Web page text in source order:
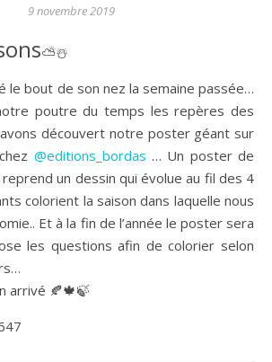
9 novembre 2019
⛅️☃️
le bout de son nez la semaine passée…
poutre du temps les repères des
découvert notre poster géant sur
@editions_bordas … Un poster de
un dessin qui évolue au fil des 4
colorient la saison dans laquelle nous
Et à la fin de l’année le poster sera
les questions afin de colorier selon
arrivé 🍂🍁🍃